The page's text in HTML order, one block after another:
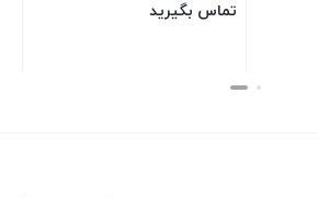
تماس بگیرید
بستن